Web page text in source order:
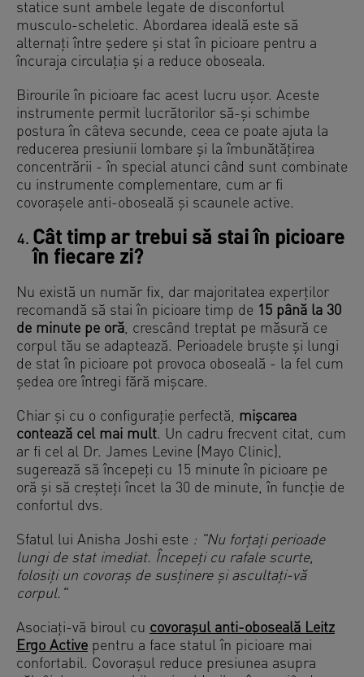
statice sunt ambele legate de disconfortul
musculo-scheletic. Abordarea ideală este să
alternați între ședere și stat în picioare pentru a
încuraja circulația și a reduce oboseala.
Birourile în picioare fac acest lucru ușor. Aceste
instrumente permit lucrătorilor să-și schimbe
postura în câteva secunde, ceea ce poate ajuta la
reducerea presiunii lombare și la îmbunătățirea
concentrării - în special atunci când sunt combinate
cu instrumente complementare, cum ar fi
covorașele anti-oboseală și scaunele active.
Cât timp ar trebui să stai în picioare
în fiecare zi?
Nu există un număr fix, dar majoritatea experților
recomandă să stai în picioare timp de 15 până la 30
de minute pe oră, crescând treptat pe măsură ce
corpul tău se adaptează. Perioadele bruște și lungi
de stat în picioare pot provoca oboseală - la fel cum
ședea ore întregi fără mișcare.
Chiar și cu o configurație perfectă, mișcarea
contează cel mai mult. Un cadru frecvent citat, cum
ar fi cel al Dr. James Levine (Mayo Clinic),
sugerează să începeți cu 15 minute în picioare pe
oră și să creșteți încet la 30 de minute, în funcție de
confortul dvs.
Sfatul lui Anisha Joshi este : "Nu forțați perioade
lungi de stat imediat. Începeți cu rafale scurte,
folosiți un covoraș de susținere și ascultați-vă
corpul."
Asociați-vă biroul cu covorașul anti-oboseală Leitz
Ergo Active pentru a face statul în picioare mai
confortabil. Covorașul reduce presiunea asupra